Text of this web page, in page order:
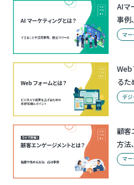
AIマ
事例
マ
Web
るた
デ
顧客
方法
マ